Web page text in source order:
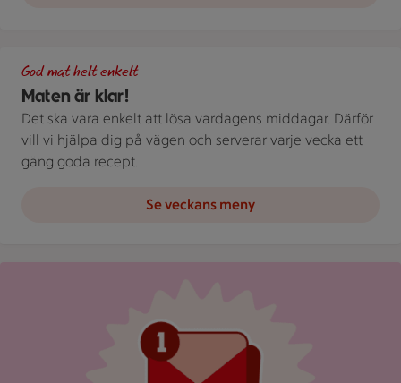
Maten är klar!
God mat helt enkelt
Det ska vara enkelt att lösa vardagens middagar. Därför
vill vi hjälpa dig på vägen och serverar varje vecka ett
gäng goda recept.
Se veckans meny